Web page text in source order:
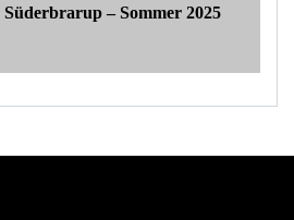
– Sommer 2025